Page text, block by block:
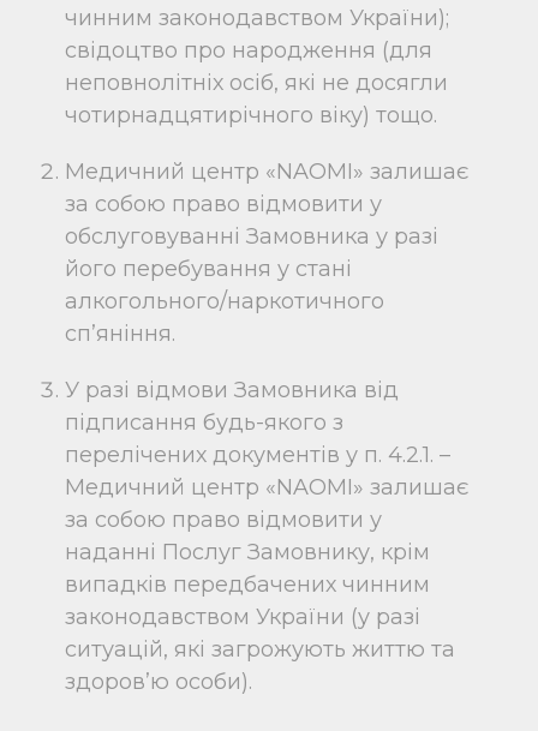
чинним законодавством України);
свідоцтво про народження (для
неповнолітніх осіб, які не досягли
чотирнадцятирічного віку) тощо.
Медичний центр «NAOMI» залишає
за собою право відмовити у
обслуговуванні Замовника у разі
його перебування у стані
алкогольного/наркотичного
сп’яніння.
У разі відмови Замовника від
підписання будь-якого з
перелічених документів у п. 4.2.1. –
Медичний центр «NAOMI» залишає
за собою право відмовити у
наданні Послуг Замовнику, крім
випадків передбачених чинним
законодавством України (у разі
ситуацій, які загрожують життю та
здоров’ю особи).